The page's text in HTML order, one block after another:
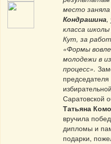
место заняла
Кондрашина,
класса
Кут, за
«Формы
молодежи в
процесс».
председателя
Саратовской
Татьяна
вручила
дипломы и
подарки,